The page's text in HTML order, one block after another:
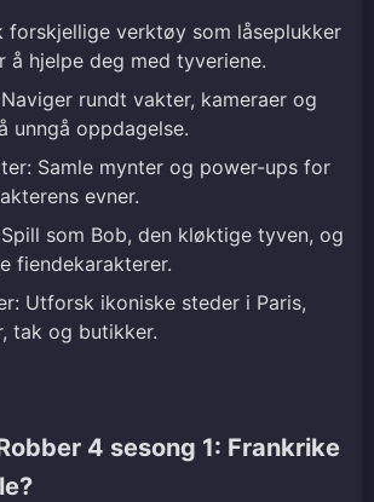
forskjellige verktøy som låseplukker
å hjelpe deg med tyveriene.
rundt vakter, kameraer og
unngå oppdagelse.
Samle mynter og power-ups for
evner.
som Bob, den kløktige tyven, og
fiendekarakterer.
Utforsk ikoniske steder i Paris,
tak og butikker.
4 sesong 1: Frankrike